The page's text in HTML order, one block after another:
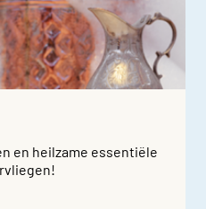
en heilzame essentiële